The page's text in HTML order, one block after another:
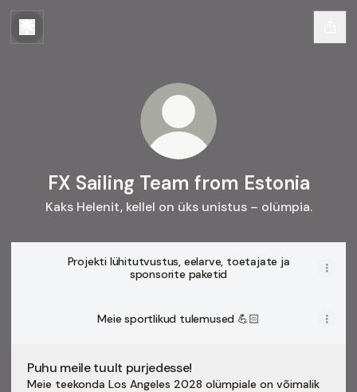
FX Sailing Team from Estonia
Kaks Helenit, kellel on üks unistus – olümpia.
Projekti lühitutvustus, eelarve, toetajate ja
sponsorite paketid
Meie sportlikud tulemused 💪🏻
Puhu meile tuult purjedesse!
Meie teekonda Los Angeles 2028 olümpiale on võimalik